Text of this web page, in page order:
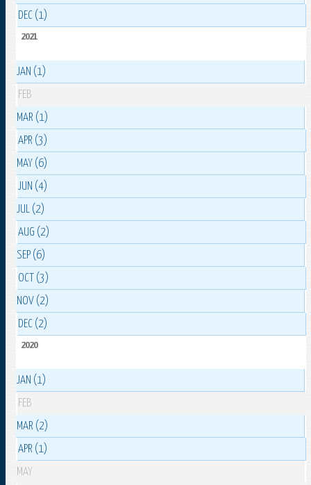
DEC (1)
2021
JAN (1)
FEB
MAR (1)
APR (3)
MAY (6)
JUN (4)
JUL (2)
AUG (2)
SEP (6)
OCT (3)
NOV (2)
DEC (2)
2020
JAN (1)
FEB
MAR (2)
APR (1)
MAY